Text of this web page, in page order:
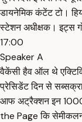
डायनेमिक कंटेंट टो।
स्टेशन अधीक्षक। इट्स
17:00
Speaker A
वैकेंसी हैव ऑल थे
प्रेसिडेंट दिन से
आफ अट्रैक्शन इन
the Page कि